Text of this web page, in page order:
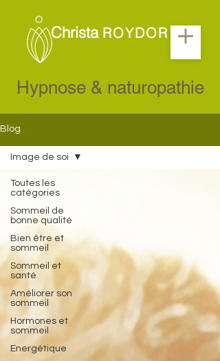
Christa ROYDOR
Hypnose & naturopathie
Blog
Toutes les
catégories
Sommeil de
bonne qualité
Bien être et
sommeil
Sommeil et
santé
Améliorer son
sommeil
Hormones et
sommeil
Energétique
Image de soi